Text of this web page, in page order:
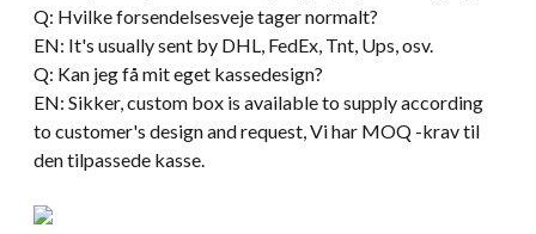
Q: Hvilke forsendelsesveje tager normalt?
EN: It's usually sent by DHL , FedEx, Tnt, Ups, osv.
Q: Kan jeg få mit eget kassedesign?
EN: Sikker, custom box is available to supply according
to customer's design and request , Vi har MOQ -krav til
den tilpassede kasse.